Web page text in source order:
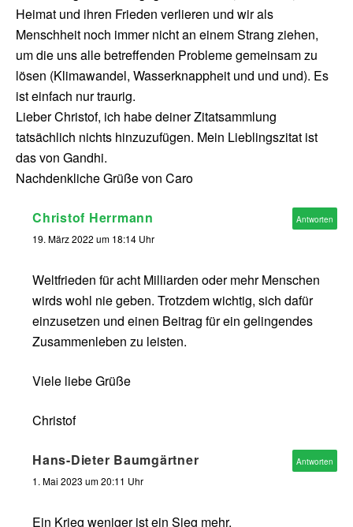
Heimat und ihren Frieden verlieren und wir als
Menschheit noch immer nicht an einem Strang ziehen,
um die uns alle betreffenden Probleme gemeinsam zu
lösen (Klimawandel, Wasserknappheit und und und). Es
ist einfach nur traurig.
Lieber Christof, ich habe deiner Zitatsammlung
tatsächlich nichts hinzuzufügen. Mein Lieblingszitat ist
das von Gandhi.
Nachdenkliche Grüße von Caro
Christof Herrmann
19. März 2022 um 18:14 Uhr
Weltfrieden für acht Milliarden oder mehr Menschen
wirds wohl nie geben. Trotzdem wichtig, sich dafür
einzusetzen und einen Beitrag für ein gelingendes
Zusammenleben zu leisten.
Viele liebe Grüße
Christof
Antworten
Hans-Dieter Baumgärtner
1. Mai 2023 um 20:11 Uhr
Ein Krieg weniger ist ein Sieg mehr.
Antworten